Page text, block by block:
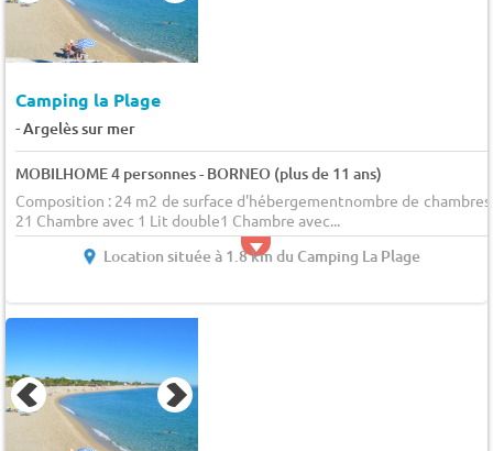
Camping la Plage
-Argelès sur mer
MOBILHOME 4 personnes - BORNEO (plus de 11 ans)
Composition : 24 m2 de surface d'hébergementnombre de chambres
21 Chambre avec 1 Lit double1 Chambre avec...
Location située à 1.8 km du Camping La Plage